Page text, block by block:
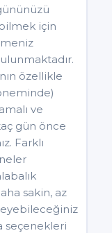
için
özellikle
ve
gün önce
Farklı
sakin, az
seçenekleri